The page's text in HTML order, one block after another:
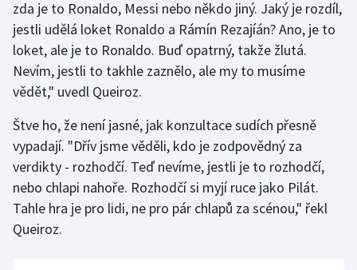
Stolní tenis
Triatlon
Veslování
Vodní slalom
Volejbal
Ostatní
zda je to Ronaldo, Messi nebo někdo jiný. Jaký je rozdíl,
jestli udělá loket Ronaldo a Rámín Rezajíán? Ano, je to
loket, ale je to Ronaldo. Buď opatrný, takže žlutá.
Nevím, jestli to takhle zaznělo, ale my to musíme
vědět," uvedl Queiroz.
Štve ho, že není jasné, jak konzultace sudích přesně
vypadají. "Dřív jsme věděli, kdo je zodpovědný za
verdikty - rozhodčí. Teď nevíme, jestli je to rozhodčí,
nebo chlapi nahoře. Rozhodčí si myjí ruce jako Pilát.
Tahle hra je pro lidi, ne pro pár chlapů za scénou," řekl
Queiroz.